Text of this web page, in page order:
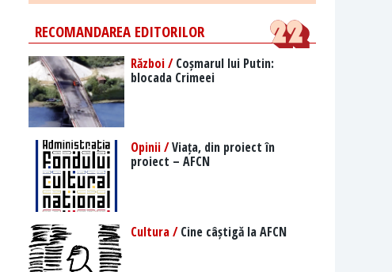
RECOMANDAREA EDITORILOR
Război /Coșmarul lui Putin:
blocada Crimeei
Opinii /Viața, din proiect în
proiect – AFCN
Cultura /Cine câștigă la AFCN